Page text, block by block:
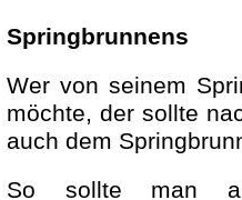
Springbrunnens
Wer von seinem
möchte, der sollte
auch dem
So sollte man